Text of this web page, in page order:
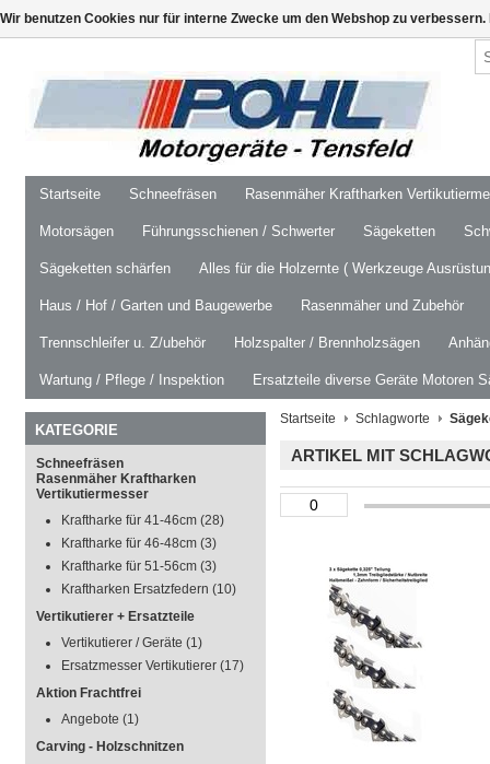
Startseite Schneefräsen Rasenmäher Kraftharken
Motorsägen Führungsschienen / Schwerter Sägeketten
Sägeketten schärfen Alles für die Holzernte ( Werkzeuge
Haus / Hof / Garten und Baugewerbe Rasenmäher und Zubehör
Trennschleifer u. Z/ubehör Holzspalter / Brennholzsägen
Wartung / Pflege / Inspektion Ersatzteile diverse Geräte Motoren
KATEGORIE
Schneefräsen
Rasenmäher Kraftharken
Vertikutiermesser
Kraftharke für 41-46cm (28)
Kraftharke für 46-48cm (3)
Kraftharke für 51-56cm (3)
Kraftharken Ersatzfedern (10)
Vertikutierer + Ersatzteile
Vertikutierer / Geräte (1)
Ersatzmesser Vertikutierer (17)
Aktion Frachtfrei
Angebote (1)
Carving - Holzschnitzen
Startseite Schlagworte
ARTIKEL MIT
Wir benutzen Cookies nur für interne Zwecke um den Webshop zu